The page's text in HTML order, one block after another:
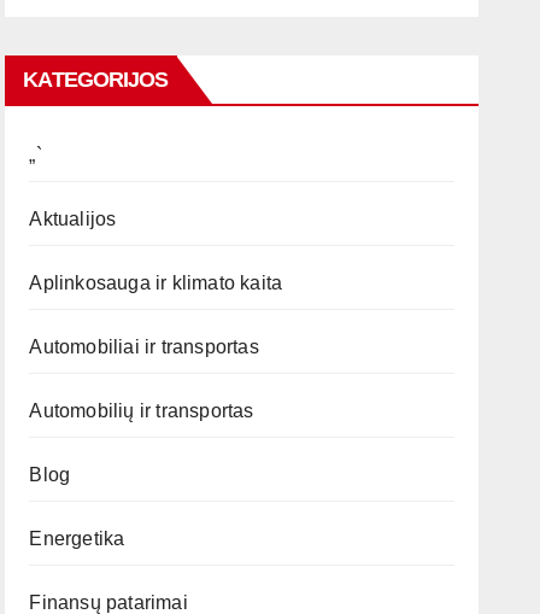
KATEGORIJOS
„`
Aktualijos
Aplinkosauga ir klimato kaita
Automobiliai ir transportas
Automobilių ir transportas
Blog
Energetika
Finansų patarimai